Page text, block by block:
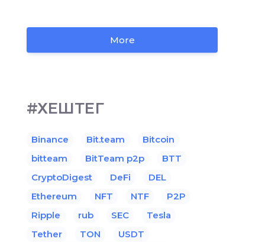
More
#ХЕШТЕГ
Binance Bit.team
Bitcoin
bitteam
BitTeam p2p
BTT
CryptoDigest
DeFi
DEL
Ethereum
NFT NTF
P2P
Ripple
rub SEC
Tesla
Tether
TON
USDT